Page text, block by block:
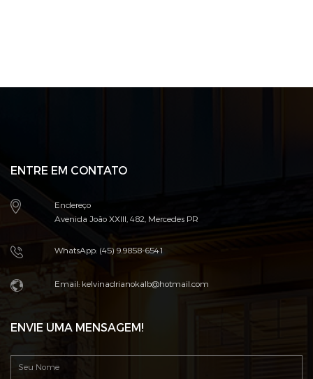
ENTRE EM CONTATO
Endereço
Avenida João XXIII, 482, Mercedes PR
WhatsApp: (45) 9.9858-6541
Email: kelvinadrianokalb@hotmail.com
ENVIE UMA MENSAGEM!